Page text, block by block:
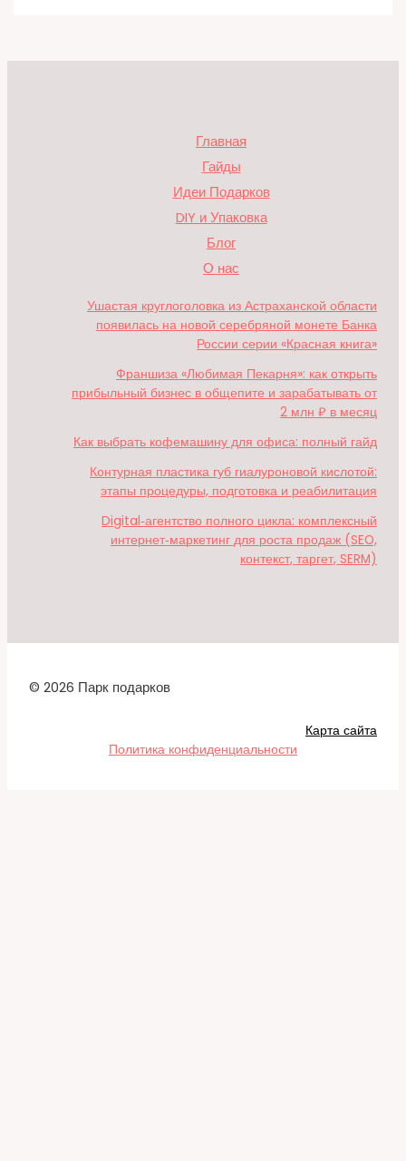
Главная
Гайды
Идеи Подарков
DIY и Упаковка
Блог
О нас
Ушастая круглоголовка из Астраханской области
появилась на новой серебряной монете Банка
России серии «Красная книга»
Франшиза «Любимая Пекарня»: как открыть
прибыльный бизнес в общепите и зарабатывать от
2 млн ₽ в месяц
Как выбрать кофемашину для офиса: полный гайд
Контурная пластика губ гиалуроновой кислотой:
этапы процедуры, подготовка и реабилитация
Digital‑агентство полного цикла: комплексный
интернет‑маркетинг для роста продаж (SEO,
контекст, таргет, SERM)
© 2026 Парк подарков
Карта сайта
Политика конфиденциальности